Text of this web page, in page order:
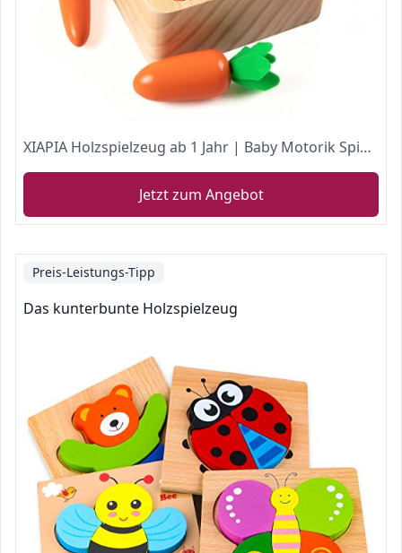
XIAPIA Holzspielzeug ab 1 Jahr | Baby Motorik Spielzeug für 12 Monate Jungen und Mädchen | Montessori Sortierspiel Holzpuzzle Karottenernte | Lernspielzeug für Kinder als Geburtztag Geschenk
Jetzt zum Angebot
Preis-Leistungs-Tipp
Das kunterbunte Holzspielzeug